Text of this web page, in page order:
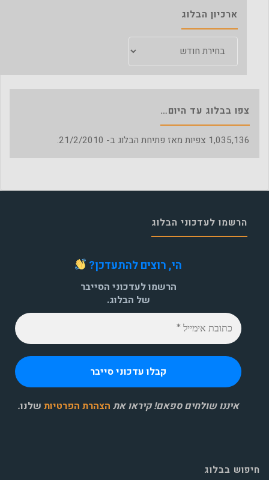
ארכיון הבלוג
צפו בבלוג עד היום…
1,035,136 צפיות מאז פתיחת הבלוג ב- 21/2/2010.
הרשמו לעדכוני הבלוג
הי, רוצים להתעדכן?
הרשמו לעדכוני הסייבר
של הבלוג.
איננו שולחים ספאם! קיראו את הצהרת הפרטיות שלנו.
חיפוש בבלוג